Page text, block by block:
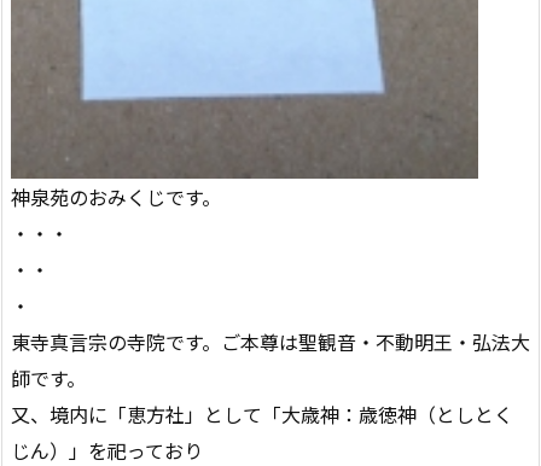
神泉苑のおみくじです。
・・・
・・
・
東寺真言宗の寺院です。ご本尊は聖観音・不動明王・弘法大
師です。
又、境内に「恵方社」として「大歳神：歳徳神（としとく
じん）」を祀っており